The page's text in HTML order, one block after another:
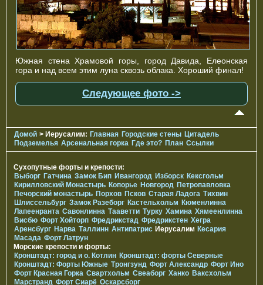
Южная стена Храмовой горы, город Давида, Елеонская
гора и над всем этим луна сквозь облака. Хороший финал!
Следующее фото ->
Домой > Иерусалим: Главная Городские стены Цитадель
Подземелья Арсенальная горка Где это? План Ссылки
Сухопутные форты и крепости:
Выборг Гатчина Замок Бип Ивангород Изборск Кексгольм
Кирилловский Монастырь Копорье Новгород Петропавловка
Печорcкий монастырь Порхов Псков Старая Ладога Тихвин
Шлиссельбург Замок Разеборг Кастельхольм Кюменлинна
Лапеенранта Савонлинна Тааветти Турку Хамина Хямеенлинна
Висбю Форт Хойторп Фредрикстад Фредрикстен Хегра
Аренсбург Нарва Таллинн Антипатрис Иерусалим Кесария
Масада Форт Латрун
Морские крепости и форты:
Кронштадт: город и о. Котлин Кронштадт: форты Северные
Кронштадт: Форты Южные Тронгзунд Форт Александр Форт Ино
Форт Красная Горка Свартхольм Свеаборг Ханко Ваксхольм
Марстранд Форт Сиарё Оскарсборг